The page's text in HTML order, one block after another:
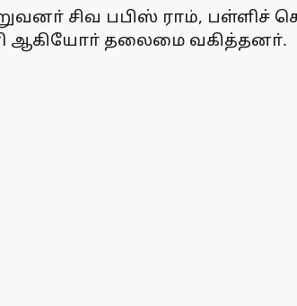
சிவ பபிஸ் ராம், பள்ளிச்
ஆகியோா் தலைமை வகித்தனா்.